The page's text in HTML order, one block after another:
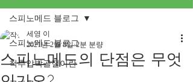
스피노메드 블로그
척추압박골절이란
스피노메드 블로그
스피노메드의 단점은 무엇
세영 이
2021년 2월 8일 2분 분량